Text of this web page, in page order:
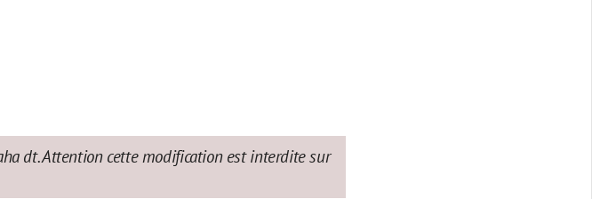
dt. Attention cette modification est interdite sur